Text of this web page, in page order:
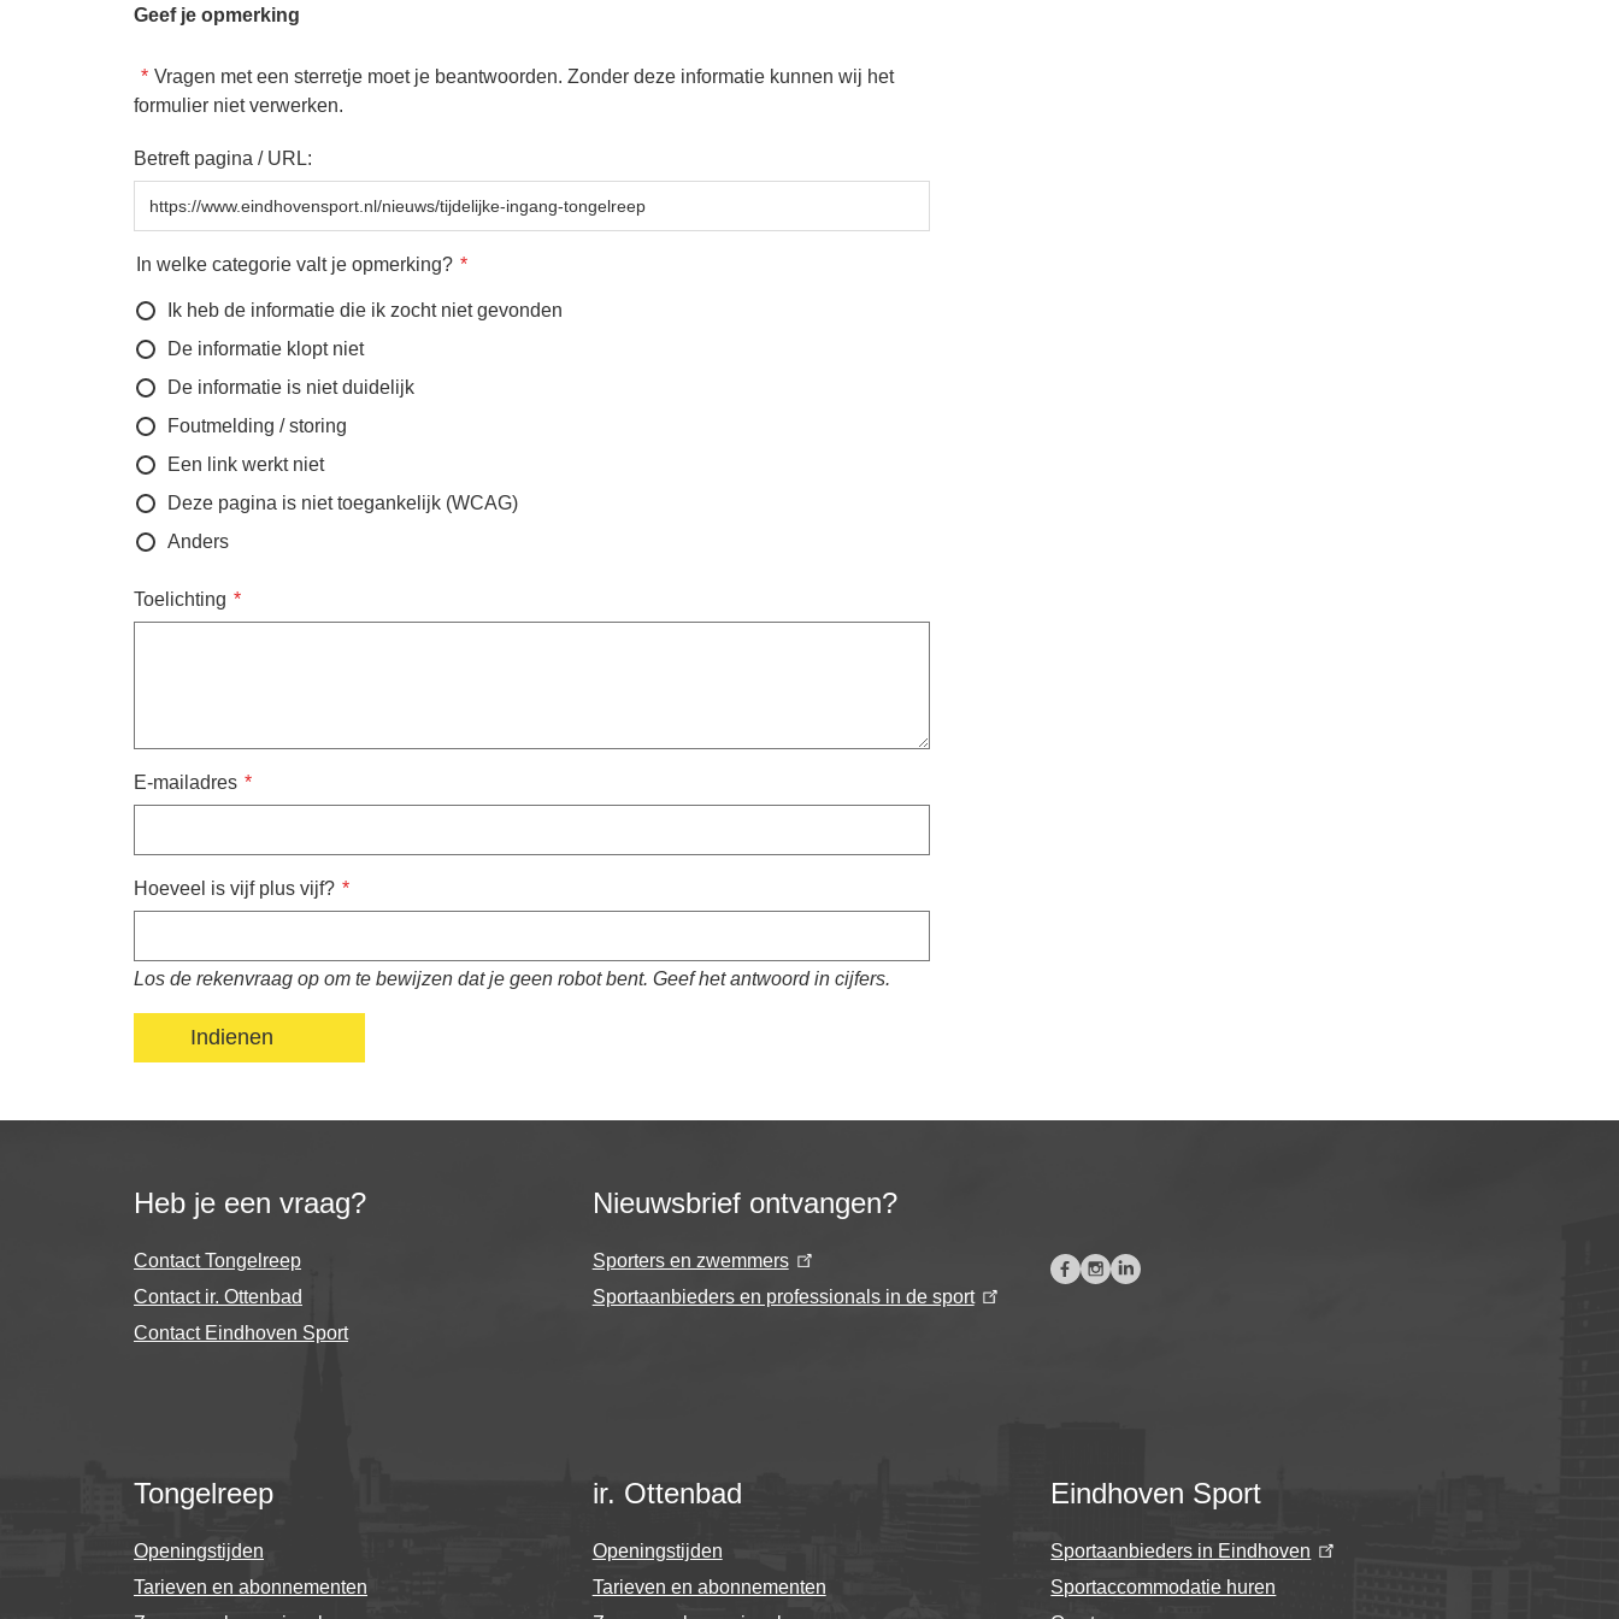
Geef je opmerking
Vragen met een sterretje moet je beantwoorden. Zonder deze informatie kunnen wij het
formulier niet verwerken.
Betreft pagina / URL:
In welke categorie valt je opmerking?
Ik heb de informatie die ik zocht niet gevonden
De informatie klopt niet
De informatie is niet duidelijk
Foutmelding / storing
Een link werkt niet
Deze pagina is niet toegankelijk (WCAG)
Anders
Toelichting
E-mailadres
Hoeveel is vijf plus vijf?
Los de rekenvraag op om te bewijzen dat je geen robot bent. Geef het antwoord in cijfers.
Heb je een vraag?
Contact Tongelreep
Contact ir. Ottenbad
Contact Eindhoven Sport
Nieuwsbrief ontvangen?
Sporters en zwemmers
Sportaanbieders en professionals in de sport
Tongelreep
Openingstijden
Tarieven en abonnementen
ir. Ottenbad
Openingstijden
Tarieven en abonnementen
Eindhoven Sport
Sportaanbieders in Eindhoven
Sportaccommodatie huren